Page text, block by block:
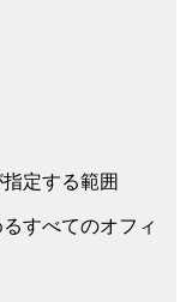
定する範囲
すべてのオフィ